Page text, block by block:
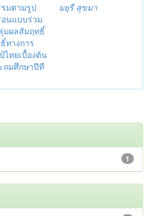
มตามรูป
นแบบร่วม
มผลสัมฤทธิ์
ทางการ
ไทยเบื้องต้น
ถมศึกษาปีที่
มยุรี สุขมา
1